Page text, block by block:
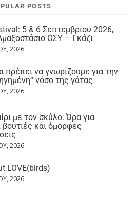
POSTS
5 & 6 Σεπτεμβρίου 2026,
ΟΣΥ – Γκάζι
2026
πρέπει να γνωρίζουμε για την
νόσο της γάτας
2026
με τον σκύλο: Ώρα για
βουτιές και όμορφες
2026
LOVE(birds)
2026